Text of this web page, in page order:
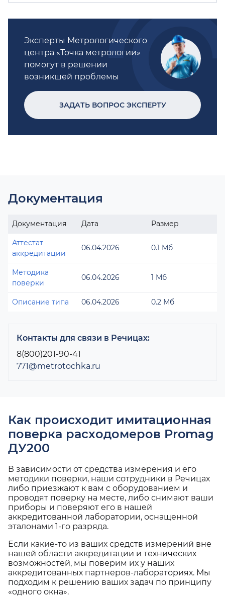
Эксперты Метрологического
центра «Точка метрологии»
помогут в решении
возникшей проблемы
ЗАДАТЬ ВОПРОС ЭКСПЕРТУ
Документация
Документация Дата Размер
Аттестат
аккредитации
06.04.2026 0.1 Мб
Методика
поверки
06.04.2026 1 Мб
Описание типа 06.04.2026 0.2 Мб
Контакты для связи в Речицах:
8(800)201-90-41
771@metrotochka.ru
Как происходит имитационная
поверка расходомеров Promag
ДУ200
В зависимости от средства измерения и его
методики поверки, наши сотрудники в Речицах
либо приезжают к вам с оборудованием и
проводят поверку на месте, либо снимают ваши
приборы и поверяют его в нашей
аккредитованной лаборатории, оснащенной
эталонами 1-го разряда.
Если какие-то из ваших средств измерений вне
нашей области аккредитации и технических
возможностей, мы поверим их у наших
аккредитованных партнеров-лабораториях. Мы
подходим к решению ваших задач по принципу
«одного окна».